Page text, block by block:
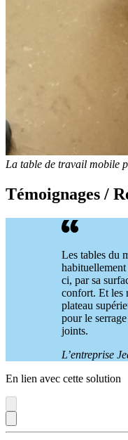
La table de travail mobile
Témoignages /
Les tables du
ci, par sa
confort. Et les
plateau
pour le
joints.
L’entreprise
En lien avec cette solution